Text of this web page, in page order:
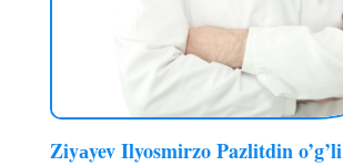
Ziyаyev Ilyosmirzo Pazlitdin o’g’li